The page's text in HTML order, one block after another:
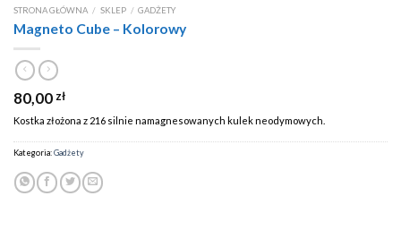
STRONA GŁÓWNA / SKLEP / GADŻETY
Magneto Cube – Kolorowy
80,00 zł
Kostka złożona z 216 silnie namagnesowanych kulek neodymowych.
Kategoria:Gadżety